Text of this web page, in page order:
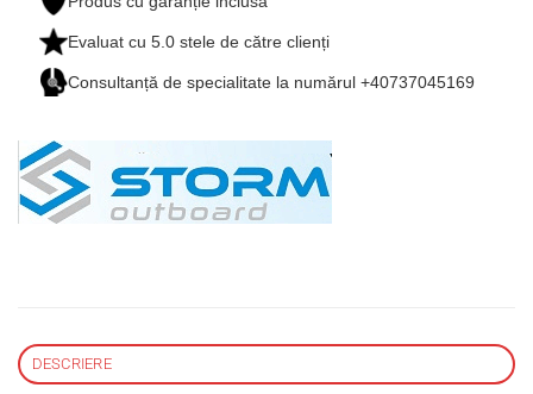
Evaluat cu5.0 stele de către clienți
Consultanță de specialitate la numărul +40737045169
DESCRIERE